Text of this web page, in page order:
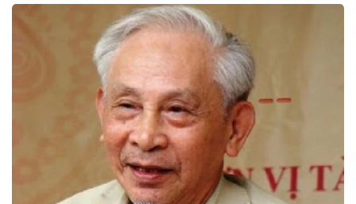
ứng dụng hiệu quả kỹ thuật cấy chỉ, hiện đại hóa Y học
cổ truyền, tích hợp Y học cổ truyền và YHHĐ phục vụ sự
nghiệp chăm sóc, bảo vệ và nâng cao sức khỏe nhân